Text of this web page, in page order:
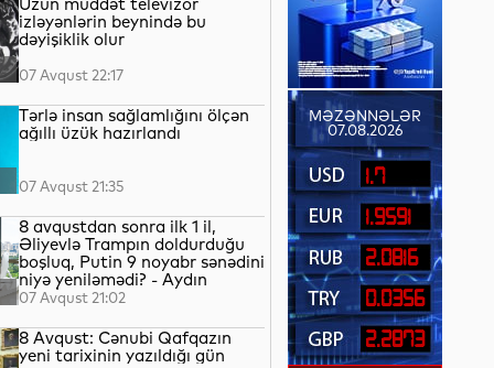
izləyənlərin beynində bu
dəyişiklik olur
07 Avqust 22:17
Tərlə insan sağlamlığını ölçən
ağıllı üzük hazırlandı
07 Avqust 21:35
8 avqustdan sonra ilk 1 il,
Əliyevlə Trampın doldurduğu
boşluq, Putin 9 noyabr sənədini
niyə yeniləmədi? - Aydın
QULİYEV yazır...
07 Avqust 21:02
8 Avqust: Cənubi Qafqazın
yeni tarixinin yazıldığı gün
MƏZƏNNƏLƏR
07.08.2026
1.7
1.9591
2.0816
0.0356
2.2873